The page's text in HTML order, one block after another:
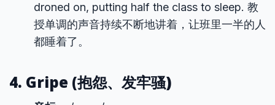
droned on, putting half the class to sleep. 教
授单调的声音持续不断地讲着，让班里一半的人
都睡着了。
4. Gripe (抱怨、发牢骚)